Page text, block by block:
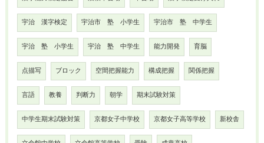
宇治 漢字検定 宇治市 塾 小学生 宇治市 塾 中学生
宇治 塾 小学生 宇治 塾 中学生 能力開発 育脳
点描写 ブロック 空間把握能力 構成把握 関係把握
言語 教養 判断力 朝学 期末試験対策
中学生期末試験対策 京都女子中学校 京都女子高等学校 新校舎